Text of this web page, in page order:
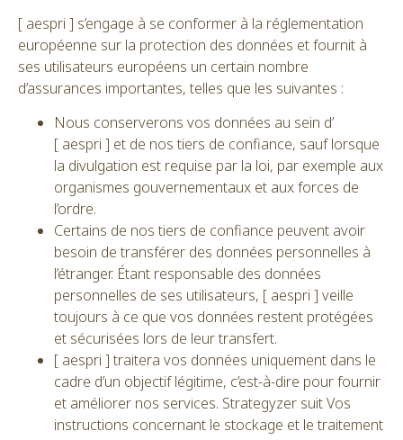
[ aespri ] s’engage à se conformer à la réglementation
européenne sur la protection des données et fournit à
ses utilisateurs européens un certain nombre
d’assurances importantes, telles que les suivantes :
Nous conserverons vos données au sein d’
[ aespri ] et de nos tiers de confiance, sauf lorsque
la divulgation est requise par la loi, par exemple aux
organismes gouvernementaux et aux forces de
l’ordre.
Certains de nos tiers de confiance peuvent avoir
besoin de transférer des données personnelles à
l’étranger. Étant responsable des données
personnelles de ses utilisateurs, [ aespri ] veille
toujours à ce que vos données restent protégées
et sécurisées lors de leur transfert.
[ aespri ] traitera vos données uniquement dans le
cadre d’un objectif légitime, c’est-à-dire pour fournir
et améliorer nos services. Strategyzer suit Vos
instructions concernant le stockage et le traitement